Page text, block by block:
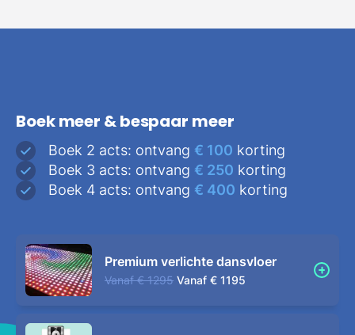
Boek meer & bespaar meer
Boek 2 acts: ontvang € 100 korting
Boek 3 acts: ontvang € 250 korting
Boek 4 acts: ontvang € 400 korting
Premium verlichte dansvloer
Vanaf € 1295 Vanaf € 1195